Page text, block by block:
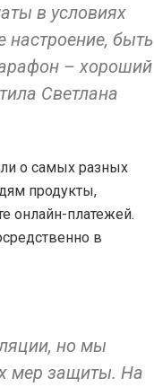
в условиях
настроение, быть
– хороший
Светлана
о самых разных
продукты,
онлайн-платежей.
в
но мы
мер защиты. На